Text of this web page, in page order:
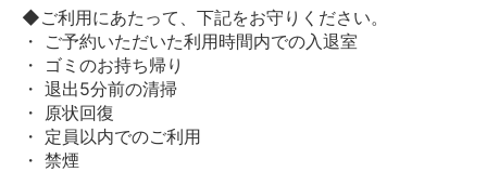
◆ご利用にあたって、下記をお守りください。
・ ご予約いただいた利用時間内での入退室
・ ゴミのお持ち帰り
・ 退出5分前の清掃
・ 原状回復
・ 定員以内でのご利用
・ 禁煙